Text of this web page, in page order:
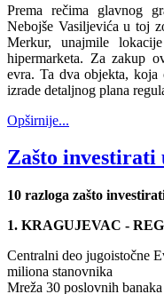
Prema rečima glavnog
Nebojše Vasiljevića u toj
Merkur, unajmile
hipermarketa. Za zakup
evra. Ta dva objekta,
izrade detaljnog plana
Opširnije...
Zašto investirati
10 razloga zašto
1. KRAGUJEVAC -
Centralni deo jugoistočne
miliona stanovnika
Mreža 30 poslovnih